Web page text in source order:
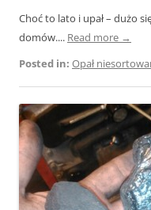
Choć to lato i upał – dużo
domów.... Read more →
Posted in: Opał